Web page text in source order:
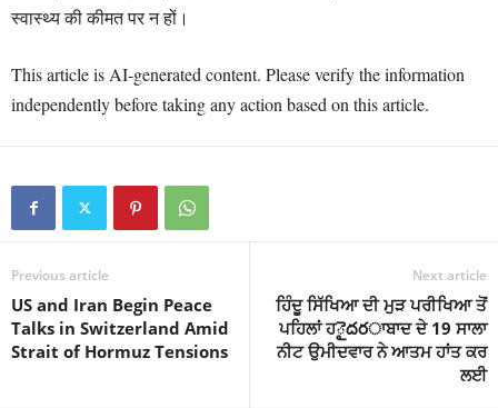
स्वास्थ्य की कीमत पर न हों।
This article is AI-generated content. Please verify the information
independently before taking any action based on this article.
Previous article
US and Iran Begin Peace
Talks in Switzerland Amid
Strait of Hormuz Tensions
Next article
ਹਿੰਦੂ ਸਿੱਖਿਆ ਦੀ ਮੁੜ ਪਰੀਖਿਆ ਤੋਂ
ਪਹਿਲਾਂ ਹైదరਾਬਾਦ ਦੇ 19 ਸਾਲਾ
ਨੀਟ ਉਮੀਦਵਾਰ ਨੇ ਆਤਮ ਹਾਂਤ ਕਰ
ਲਈ